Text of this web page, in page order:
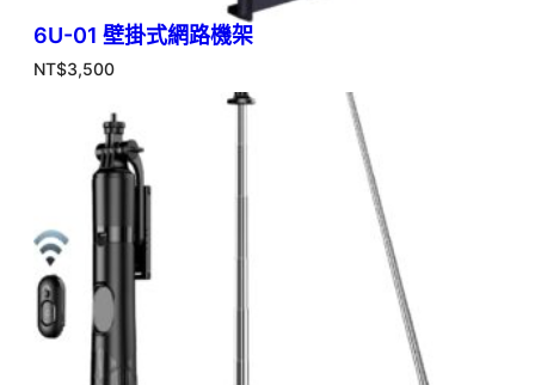
6U-01 壁掛式網路機架
NT$3,500